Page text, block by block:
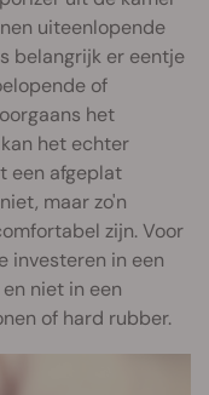
uiteenlopende
belangrijk er eentje
of
het
het echter
een afgeplat
maar zo'n
zijn. Voor
investeren in een
niet in een
of hard rubber.